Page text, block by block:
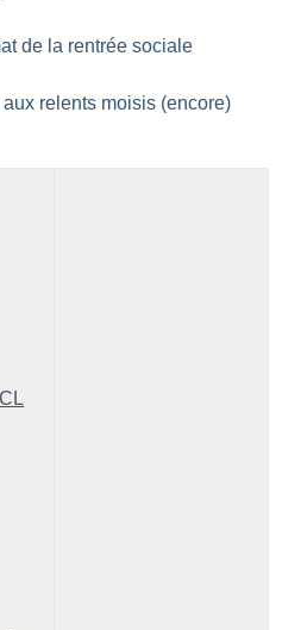
de la rentrée sociale
relents moisis (encore)